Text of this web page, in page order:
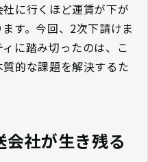
に行くほど運賃が下が
す。今回、2次下請けま
に踏み切ったのは、こ
的な課題を解決するた
会社が生き残る